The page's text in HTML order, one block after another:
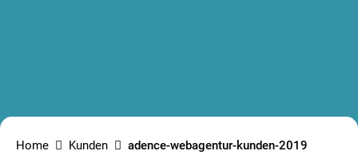
Home Kunden adence-webagentur-kunden-2019